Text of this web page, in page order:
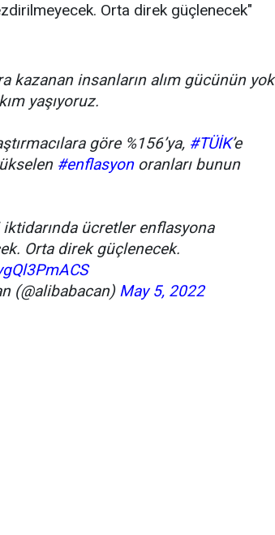
Orta direk güçlenecek"
kazanan insanların alım gücünün yok
yaşıyoruz.
göre %156’ya, #TÜİK’e
#enflasyonoranları bunun
iktidarında ücretler enflasyona
Orta direk güçlenecek.
(@alibabacan) May 5, 2022